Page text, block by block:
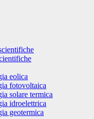
eolica
fotovoltaica
solare termica
idroelettrica
geotermica